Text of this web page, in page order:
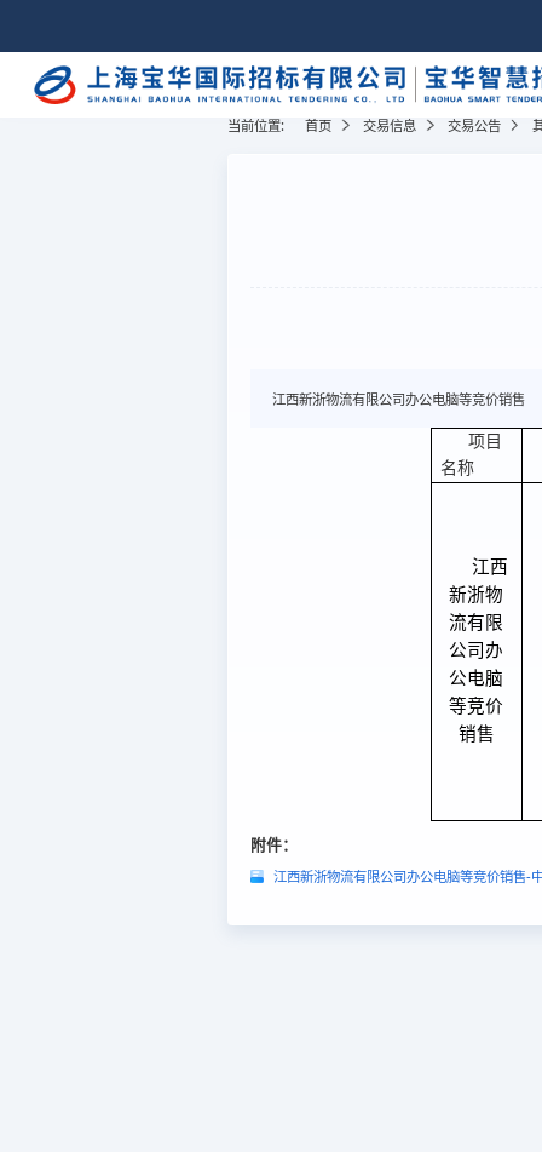
当前位置: 首页 交易信息 交易公告
江西新浙物流有限公司办公电脑等竞价销售
项目
名称
江西
新浙物
流有限
公司办
公电脑
等竞价
销售
附件：
江西新浙物流有限公司办公电脑等竞价销售-